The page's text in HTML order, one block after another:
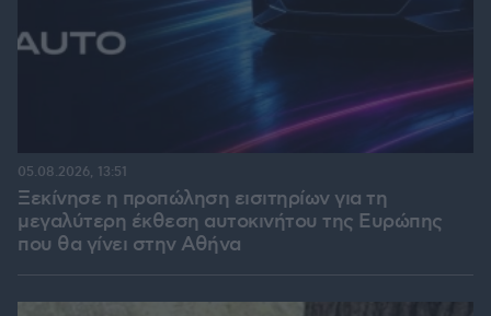
Ξεκίνησε η προπώληση εισιτηρίων για τη
μεγαλύτερη έκθεση αυτοκινήτου της Ευρώπης
που θα γίνει στην Αθήνα
05.08.2026, 13:51